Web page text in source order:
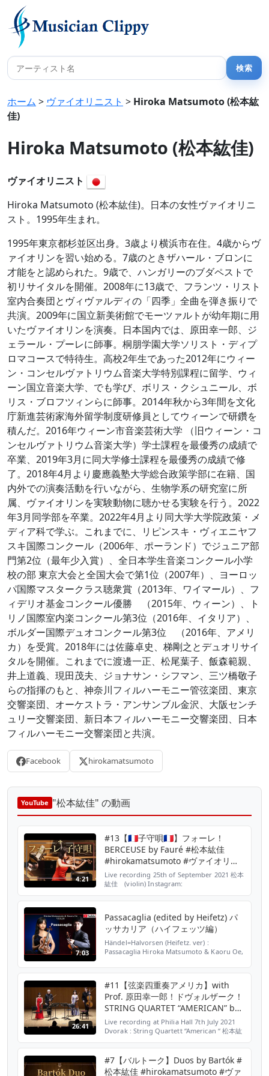
ホーム > ヴァイオリニスト > Hiroka Matsumoto (松本紘
佳)
Hiroka Matsumoto (松本紘佳)
ヴァイオリニスト
Hiroka Matsumoto (松本紘佳)。日本の女性ヴァイオリニ
スト。1995年生まれ。
1995年東京都杉並区出身。3歳より横浜市在住。4歳からヴ
ァイオリンを習い始める。7歳のときザハール・ブロンに
才能をと認められた。9歳で、ハンガリーのブダペストで
初リサイタルを開催。2008年に13歳で、フランツ・リスト
室内合奏団とヴィヴァルディの「四季」全曲を弾き振りで
共演。2009年に国立新美術館でモーツァルトが幼年期に用
いたヴァイオリンを演奏。日本国内では、原田幸一郎、ジ
ェラール・プーレに師事。桐朋学園大学ソリスト・ディプ
ロマコースで特待生。高校2年生であった2012年にウィー
ン・コンセルヴァトリウム音楽大学特別課程に留学、ウィ
ーン国立音楽大学、でも学び、ボリス・クシュニール、ボ
リス・ブロフツィンらに師事。2014年秋から3年間を文化
庁新進芸術家海外留学制度研修員としてウィーンで研鑽を
積んだ。2016年ウィーン市音楽芸術大学 （旧ウィーン・コ
ンセルヴァトリウム音楽大学）学士課程を最優秀の成績で
卒業、2019年3月に同大学修士課程を最優秀の成績で修
了。2018年4月より慶應義塾大学総合政策学部に在籍、国
内外での演奏活動を行いながら、生物学系の研究室に所
属、ヴァイオリンを実験動物に聴かせる実験を行う。2022
年3月同学部を卒業。2022年4月より同大学大学院政策・メ
ディア科で学ぶ。これまでに、リピンスキ・ヴィエニヤフ
スキ国際コンクール（2006年、ポーランド）でジュニア部
門第2位（最年少入賞）、全日本学生音楽コンクール小学
校の部 東京大会と全国大会で第1位（2007年）、ヨーロッ
パ国際マスタークラス聴衆賞（2013年、ワイマール）、フ
ィデリオ基金コンクール優勝 （2015年、ウィーン）、ト
リノ国際室内楽コンクール第3位（2016年、イタリア）、
ボルダー国際デュオコンクール第3位 （2016年、アメリ
カ）を受賞。2018年には佐藤卓史、梯剛之とデュオリサイ
タルを開催。これまでに渡邊一正、松尾葉子、飯森範親、
井上道義、現田茂夫、ジョナサン・シフマン、三ツ橋敬子
らの指揮のもと、神奈川フィルハーモニー管弦楽団、東京
交響楽団、オーケストラ・アンサンブル金沢、大阪センチ
ュリー交響楽団、新日本フィルハーモニー交響楽団、日本
フィルハーモニー交響楽団と共演。
Facebook hirokamatsumoto
YouTube "松本紘佳" の動画
4:21
#13【🇫🇷子守唄🇫🇷】フォーレ！
BERCEUSE by Fauré #松本紘佳
#hirokamatsumoto #ヴァイオリン
#子守唄 #佐藤卓史
Live recording 25th of September 2021 松本
紘佳 (violin) Instagram:
7:03
Passacaglia (edited by Heifetz) パ
ッサカリア（ハイフェッツ編）
Händel=Halvorsen (Heifetz. ver) :
Passacaglia Hiroka Matsumoto & Kaoru Oe,
26:41
#11【弦楽四重奏アメリカ】with
Prof. 原田幸一郎！ドヴォルザーク！
STRING QUARTET “AMERICAN” by
Dvorak #松本紘佳
#hirokamatsumoto
Live recording at Philia Hall 7th July 2021
Dvorak : String Quartett “American “ 松本紘
https://ja.m.wikip...
#7【バルトーク】Duos by Bartók #
松本紘佳 #hirokamatsumoto #ヴァ